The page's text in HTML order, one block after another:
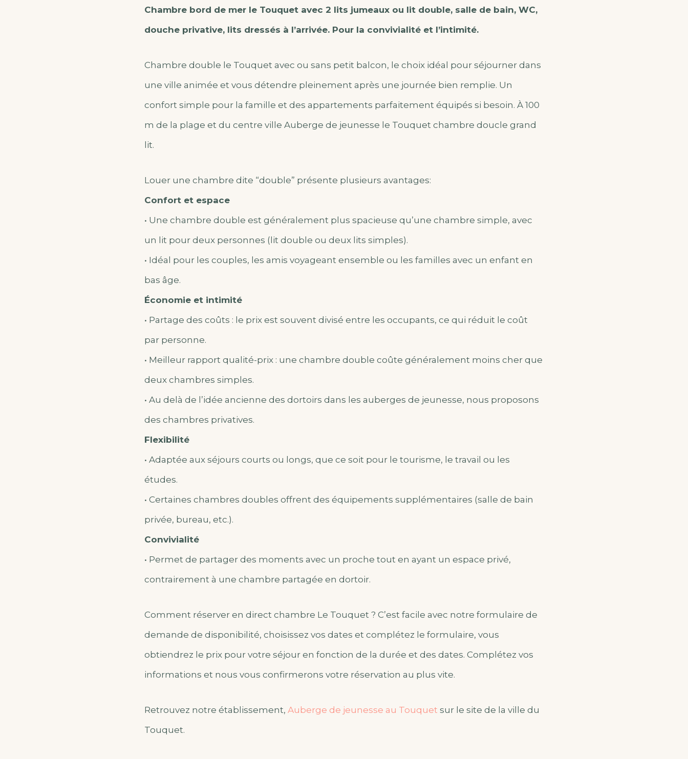
Chambre bord de mer le Touquet avec 2 lits jumeaux ou lit double, salle de bain, WC,
douche privative, lits dressés à l’arrivée. Pour la convivialité et l’intimité.
Chambre double le Touquet avec ou sans petit balcon, le choix idéal pour séjourner dans
une ville animée et vous détendre pleinement après une journée bien remplie. Un
confort simple pour la famille et des appartements parfaitement équipés si besoin. À 100
m de la plage et du centre ville Auberge de jeunesse le Touquet chambre doucle grand
lit.
Louer une chambre dite “double” présente plusieurs avantages:
Confort et espace
• Une chambre double est généralement plus spacieuse qu’une chambre simple, avec
un lit pour deux personnes (lit double ou deux lits simples).
• Idéal pour les couples, les amis voyageant ensemble ou les familles avec un enfant en
bas âge.
Économie et intimité
• Partage des coûts : le prix est souvent divisé entre les occupants, ce qui réduit le coût
par personne.
• Meilleur rapport qualité-prix : une chambre double coûte généralement moins cher que
deux chambres simples.
• Au delà de l’idée ancienne des dortoirs dans les auberges de jeunesse, nous proposons
des chambres privatives.
Flexibilité
• Adaptée aux séjours courts ou longs, que ce soit pour le tourisme, le travail ou les
études.
• Certaines chambres doubles offrent des équipements supplémentaires (salle de bain
privée, bureau, etc.).
Convivialité
• Permet de partager des moments avec un proche tout en ayant un espace privé,
contrairement à une chambre partagée en dortoir.
Comment réserver en direct chambre Le Touquet ? C’est facile avec notre formulaire de
demande de disponibilité, choisissez vos dates et complétez le formulaire, vous
obtiendrez le prix pour votre séjour en fonction de la durée et des dates. Complétez vos
informations et nous vous confirmerons votre réservation au plus vite.
Retrouvez notre établissement, Auberge de jeunesse au Touquet sur le site de la ville du
Touquet.